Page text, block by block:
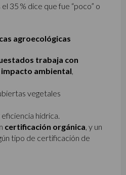
el 35 % dice que fue “poco” o
agroecológicas
trabaja con
ambiental,
vegetales
hídrica.
certificación orgánica, y un
tipo de certificación de